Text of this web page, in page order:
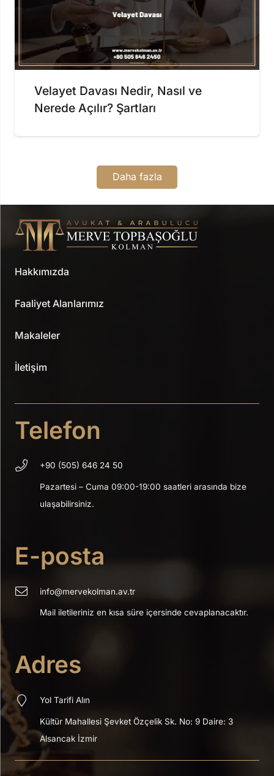
Velayet Davası Nedir, Nasıl ve
Nerede Açılır? Şartları
Daha fazla
Hakkımızda
Faaliyet Alanlarımız
Makaleler
İletişim
Telefon
+90 (505) 646 24 50
Pazartesi – Cuma 09:00-19:00 saatleri arasında bize
ulaşabilirsiniz.
E-posta
info@mervekolman.av.tr
Mail iletileriniz en kısa süre içersinde cevaplanacaktır.
Adres
Yol Tarifi Alın
Kültür Mahallesi Şevket Özçelik Sk. No: 9 Daire: 3
Alsancak İzmir